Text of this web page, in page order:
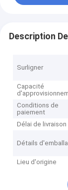
Description
Surligner
Capacité
Conditions de
paiement
Délai de livraison
Détails
Lieu d'origine